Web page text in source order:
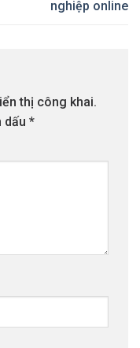
nghiệp online
thị công khai.
dấu *